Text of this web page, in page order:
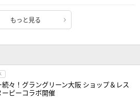
もっと見る
々！グラングリーン大阪 ショップ＆レス
ーピーコラボ開催